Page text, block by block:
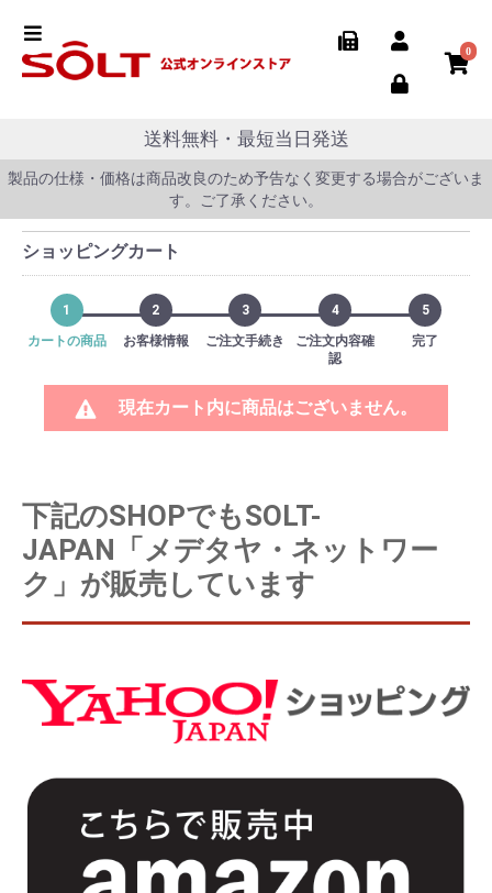
0
送料無料・最短当日発送
製品の仕様・価格は商品改良のため予告なく変更する場合がございま
す。ご了承ください。
ショッピングカート
1
カートの商品
2
お客様情報
3
ご注文手続き
4
ご注文内容確
認
5
完了
現在カート内に商品はございません。
下記のSHOPでもSOLT-
JAPAN「メデタヤ・ネットワー
ク」が販売しています